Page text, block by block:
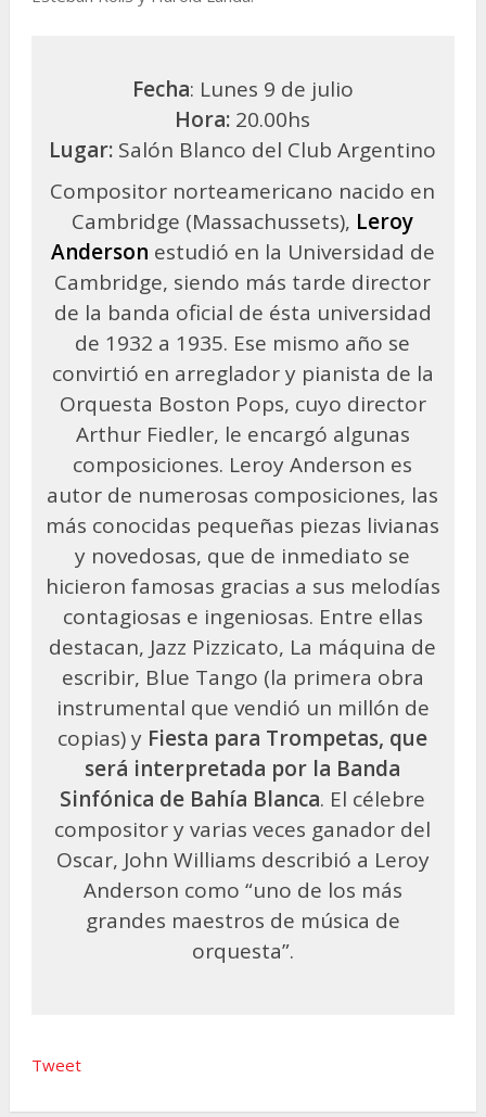
Fecha: Lunes 9 de julio
Hora: 20.00hs
Lugar: Salón Blanco del Club Argentino
Compositor norteamericano nacido en
Cambridge (Massachussets), Leroy
Anderson estudió en la Universidad de
Cambridge, siendo más tarde director
de la banda oficial de ésta universidad
de 1932 a 1935. Ese mismo año se
convirtió en arreglador y pianista de la
Orquesta Boston Pops, cuyo director
Arthur Fiedler, le encargó algunas
composiciones. Leroy Anderson es
autor de numerosas composiciones, las
más conocidas pequeñas piezas livianas
y novedosas, que de inmediato se
hicieron famosas gracias a sus melodías
contagiosas e ingeniosas. Entre ellas
destacan, Jazz Pizzicato, La máquina de
escribir, Blue Tango (la primera obra
instrumental que vendió un millón de
copias) y Fiesta para Trompetas, que
será interpretada por la Banda
Sinfónica de Bahía Blanca. El célebre
compositor y varias veces ganador del
Oscar, John Williams describió a Leroy
Anderson como “uno de los más
grandes maestros de música de
orquesta”.
Tweet